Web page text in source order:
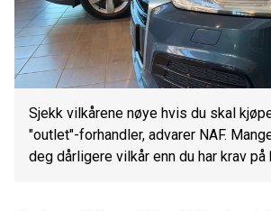
Sjekk vilkårene nøye hvis du skal
"outlet"-forhandler, advarer NAF.
deg dårligere vilkår enn du har krav på